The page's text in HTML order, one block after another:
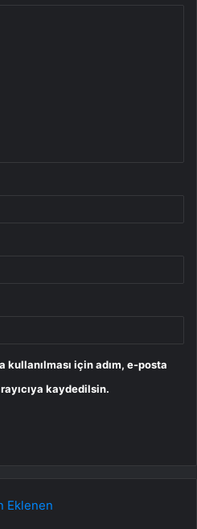
kullanılması için adım, e-posta
kaydedilsin.
Eklenen